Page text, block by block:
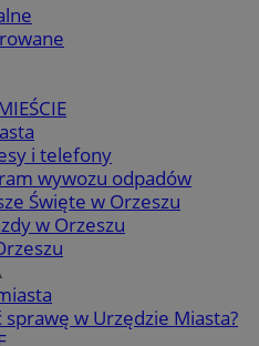
i telefony
wywozu odpadów
Święte w Orzeszu
w Orzeszu
sprawę w Urzędzie Miasta?